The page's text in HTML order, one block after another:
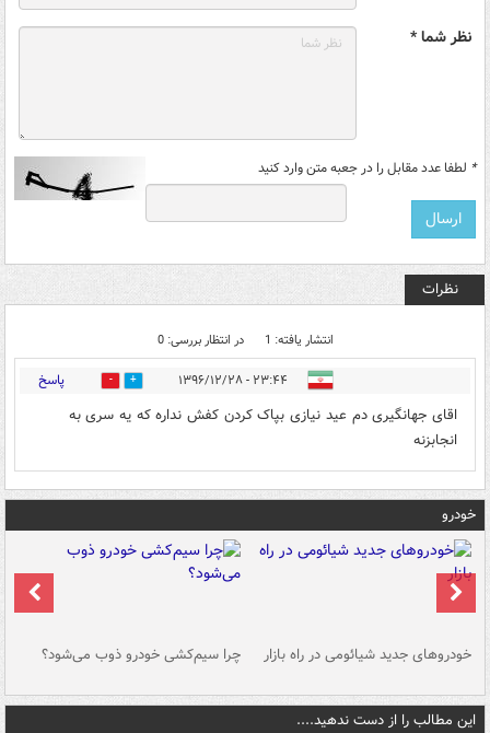
نظر شما *
* لطفا عدد مقابل را در جعبه متن وارد کنید
نظرات
انتشار یافته: 1 در انتظار بررسی: 0
۲۳:۴۴ - ۱۳۹۶/۱۲/۲۸ 3 پاسخ
اقای جهانگیری دم عید نیازی بپاک کردن کفش نداره که یه سری به
انجابزنه
خودرو
خودروهای جدید شیائومی در راه بازار چرا سیم‌کشی خودرو ذوب می‌شود؟
این مطالب را از دست ندهید....